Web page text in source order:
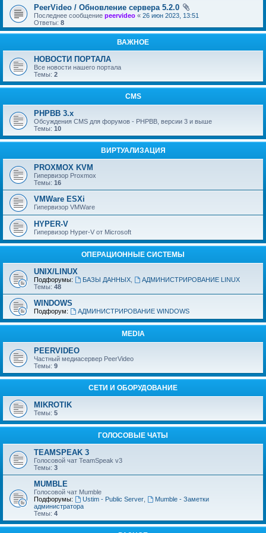
PeerVideo / Обновление сервера 5.2.0
Последнее сообщение peervideo « 26 июн 2023, 13:51
Ответы: 8
ВАЖНОЕ
НОВОСТИ ПОРТАЛА
Все новости нашего портала
Темы: 2
CMS
PHPBB 3.x
Обсуждения CMS для форумов - PHPBB, версии 3 и выше
Темы: 10
ВИРТУАЛИЗАЦИЯ
PROXMOX KVM
Гипервизор Proxmox
Темы: 16
VMWare ESXi
Гипервизор VMWare
HYPER-V
Гипервизор Hyper-V от Microsoft
ОПЕРАЦИОННЫЕ СИСТЕМЫ
UNIX/LINUX
Подфорумы: БАЗЫ ДАННЫХ,
АДМИНИСТРИРОВАНИЕ LINUX
Темы: 48
WINDOWS
Подфорум: АДМИНИСТРИРОВАНИЕ WINDOWS
MEDIA
PEERVIDEO
Частный медиасервер PeerVideo
Темы: 9
СЕТИ И ОБОРУДОВАНИЕ
MIKROTIK
Темы: 5
ГОЛОСОВЫЕ ЧАТЫ
TEAMSPEAK 3
Голосовой чат TeamSpeak v3
Темы: 3
MUMBLE
Голосовой чат Mumble
Подфорумы:
Ustim - Public Server,
Mumble - Заметки
администратора
Темы: 4